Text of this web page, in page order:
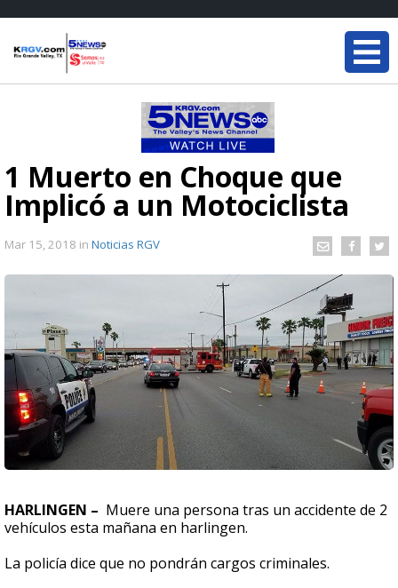
1 Muerto en Choque que
Implicó a un Motociclista
Mar 15, 2018 in Noticias RGV
HARLINGEN – Muere una persona tras un accidente de 2
vehículos esta mañana en harlingen.
La policía dice que no pondrán cargos criminales.